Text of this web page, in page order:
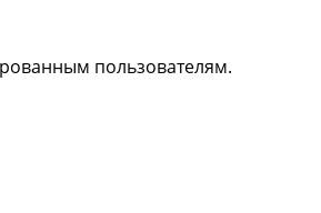
пользователям.